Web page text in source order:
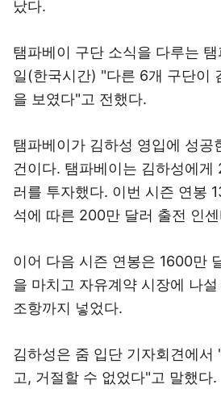
났다.
탬파베이 구단 소식을 다루는
일(한국시간) "다른 6개 구단이
을 보였다"고 전했다.
탬파베이가 김하성 영입에 성공
건이다. 탬파베이는 김하성에
러를 투자했다. 이번 시즌 연봉
석에 따른 200만 달러 출전 인
이어 다음 시즌 연봉은 1600만
을 마치고 자유계약 시장에 나
조항까지 넣었다.
김하성은 줌 입단 기자회견에서
고, 거절할 수 없었다"고 말했다.